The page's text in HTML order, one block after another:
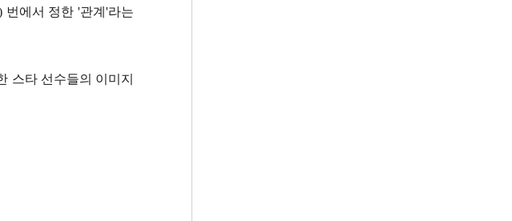
번에서 정한 '관계'라는
스타 선수들의 이미지